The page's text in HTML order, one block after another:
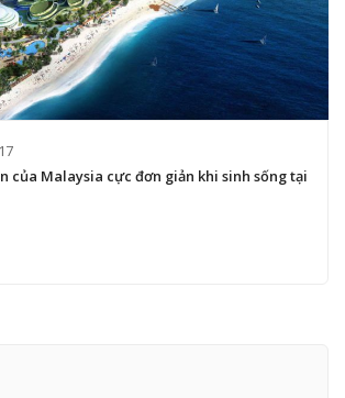
của Malaysia cực đơn giản khi sinh sống tại